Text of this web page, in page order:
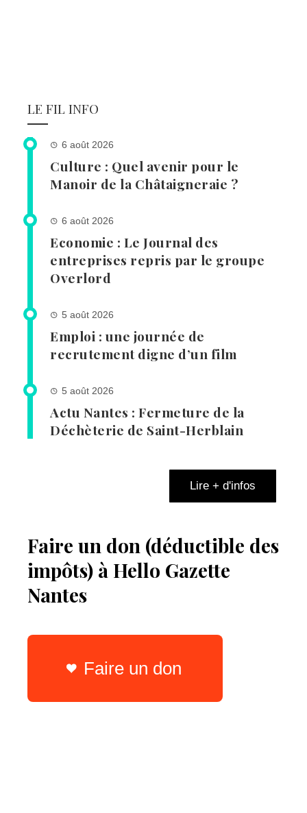
LE FIL INFO
6 août 2026
Culture : Quel avenir pour le
Manoir de la Châtaigneraie ?
6 août 2026
Economie : Le Journal des
entreprises repris par le groupe
Overlord
5 août 2026
Emploi : une journée de
recrutement digne d’un film
5 août 2026
Actu Nantes : Fermeture de la
Déchèterie de Saint-Herblain
Lire + d'infos
Faire un don (déductible des
impôts) à Hello Gazette
Nantes
Faire un don